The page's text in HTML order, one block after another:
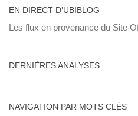
EN DIRECT D’UBIBLOG
Les flux en provenance du Site
DERNIÈRES ANALYSES
NAVIGATION PAR MOTS CLÉS